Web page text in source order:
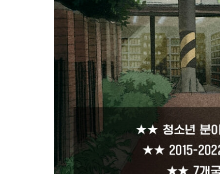
_습관7. 정신상태를 정리정돈으로 증명한다
Beyond Story 흔들리지 않는 인생을 사는 법
09 오늘 하루는 내 인생을 만드는 재료다
_크로노스인가, 카이로스인가
_공부할 마음이 있는 사람 중 게으른 사람은 없다
_결정적 순간, 나에게 힘을 주는 루틴
_루틴1. 흔들리지 않는 약속 : 스케줄러
_루틴2. 효율을 올리는 분석 : 타임시트
_루틴3. 진짜로 집중한 시간 : 스톱워치
_엉덩이만 뜨겁지 말고, 마음도 뜨겁게!
Beyond Story “아니, 무슨 그림 한 장이 이렇게 비싸